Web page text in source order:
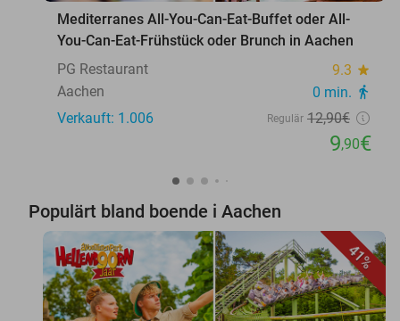
Mediterranes All-You-Can-Eat-Buffet oder All-
You-Can-Eat-Frühstück oder Brunch in Aachen
PG Restaurant
9.3 star
Aachen 0 min. directions_walk
Verkauft: 1.006 Regulär 12,90€
9,90€
Populärt bland boende i Aachen
41%